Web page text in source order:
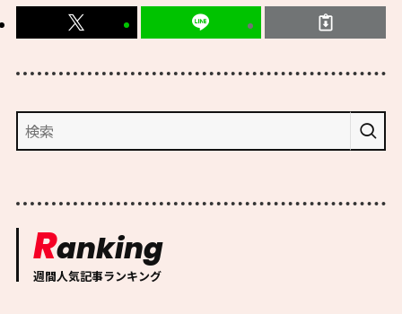
Ranking
週間人気記事ランキング